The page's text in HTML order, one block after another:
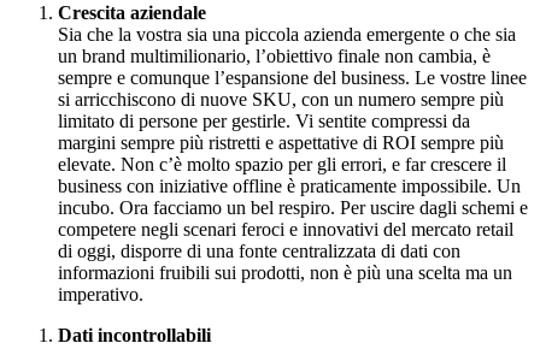
Crescita aziendale
Sia che la vostra sia una piccola azienda emergente o che sia
un brand multimilionario, l’obiettivo finale non cambia, è
sempre e comunque l’espansione del business. Le vostre linee
si arricchiscono di nuove SKU, con un numero sempre più
limitato di persone per gestirle. Vi sentite compressi da
margini sempre più ristretti e aspettative di ROI sempre più
elevate. Non c’è molto spazio per gli errori, e far crescere il
business con iniziative offline è praticamente impossibile. Un
incubo. Ora facciamo un bel respiro. Per uscire dagli schemi e
competere negli scenari feroci e innovativi del mercato retail
di oggi, disporre di una fonte centralizzata di dati con
informazioni fruibili sui prodotti, non è più una scelta ma un
imperativo.
Dati incontrollabili